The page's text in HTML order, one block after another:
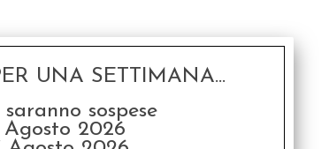
UNA SETTIMANA...
sospese
2026